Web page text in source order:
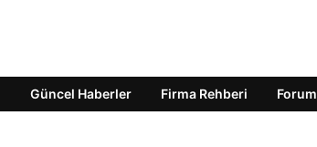
Güncel Haberler Firma Rehberi Forum